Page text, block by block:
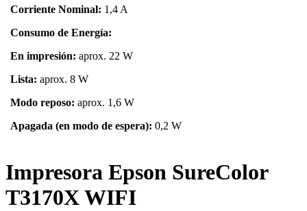
Corriente Nominal: 1,4 A
Consumo de Energía:
En impresión: aprox. 22 W
Lista: aprox. 8 W
Modo reposo: aprox. 1,6 W
Apagada (en modo de espera): 0,2 W
Impresora Epson SureColor
T3170X WIFI